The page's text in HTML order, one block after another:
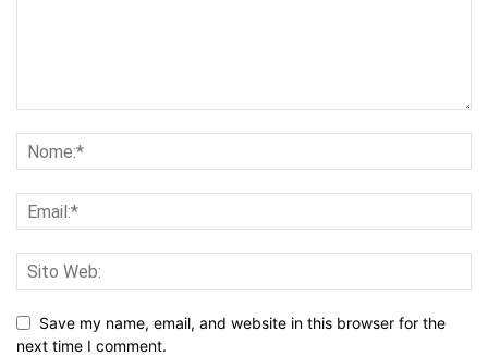
Save my name, email, and website in this browser for the
next time I comment.